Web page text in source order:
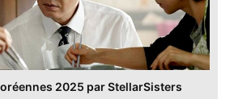
2025 par StellarSisters